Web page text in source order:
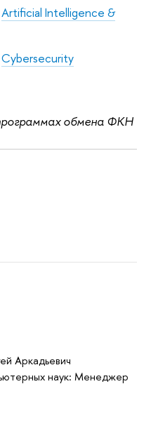
Artificial Intelligence &
Cybersecurity
обмена ФКН
Аркадьевич
наук: Менеджер